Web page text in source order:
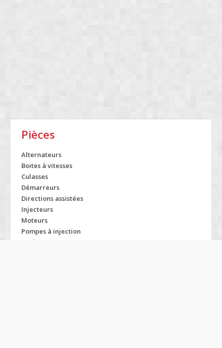
Pièces
Alternateurs
Boites à vitesses
Culasses
Démarreurs
Directions assistées
Injecteurs
Moteurs
Pompes à injection
Turbos